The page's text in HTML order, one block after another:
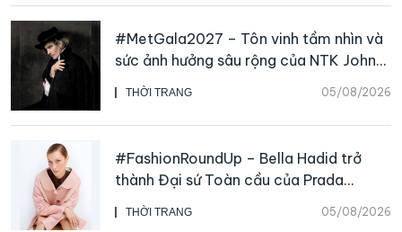
THỜI TRANG 05/08/2026
#MetGala2027 – Tôn vinh tầm nhìn và
sức ảnh hưởng sâu rộng của NTK John
Galliano
THỜI TRANG 05/08/2026
#FashionRoundUp – Bella Hadid trở
thành Đại sứ Toàn cầu của Prada
Beauty, CHANEL mua lại Charvet